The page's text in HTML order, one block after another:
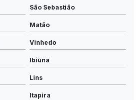
São Sebastião
Matão
Vinhedo
Ibiúna
Lins
Itapira